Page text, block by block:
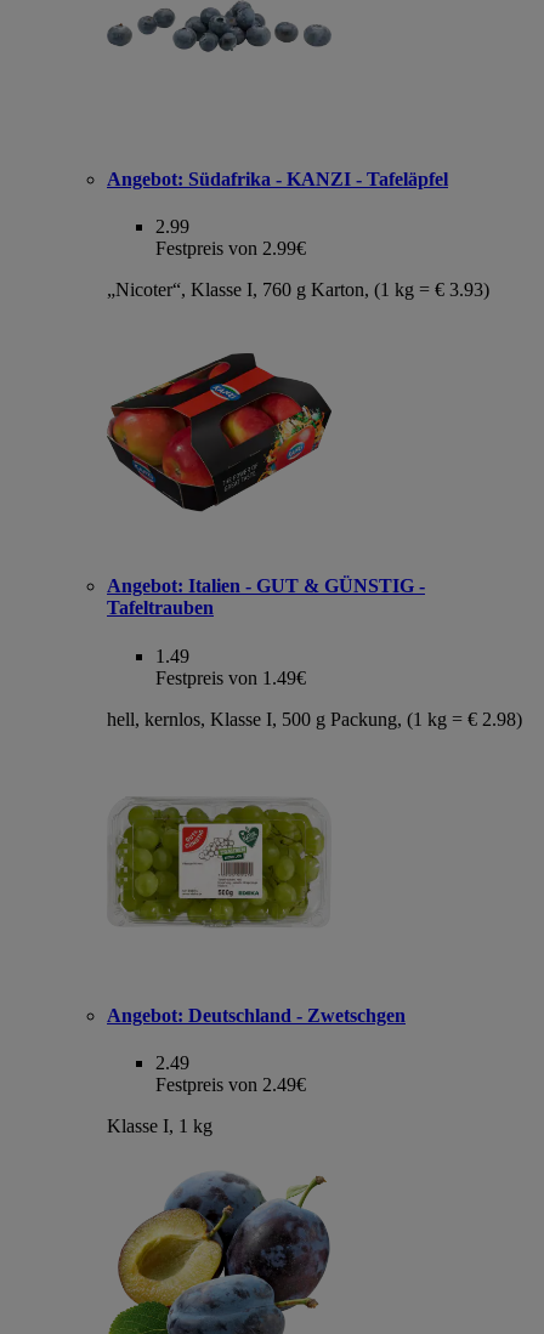
Angebot: Südafrika - KANZI - Tafeläpfel
2.99
Festpreis von 2.99€
„Nicoter“, Klasse I, 760 g Karton, (1 kg = € 3.93)
Angebot: Italien - GUT & GÜNSTIG -
Tafeltrauben
1.49
Festpreis von 1.49€
hell, kernlos, Klasse I, 500 g Packung, (1 kg = € 2.98)
Angebot: Deutschland - Zwetschgen
2.49
Festpreis von 2.49€
Klasse I, 1 kg